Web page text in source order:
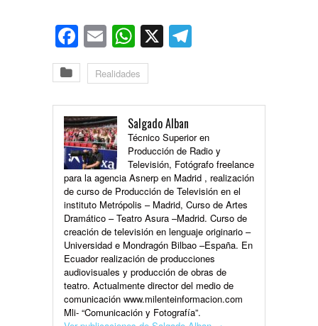
Facebook
EmailWhatsApp
X
Realidades
Salgado Alban
Técnico Superior en
Producción de Radio y
Televisión, Fotógrafo freelance
para la agencia Asnerp en Madrid , realización
de curso de Producción de Televisión en el
instituto Metrópolis – Madrid, Curso de Artes
Dramático – Teatro Asura –Madrid. Curso de
creación de televisión en lenguaje originario –
Universidad e Mondragón Bilbao –España. En
Ecuador realización de producciones
audiovisuales y producción de obras de
teatro. Actualmente director del medio de
comunicación www.milenteinformacion.com
Mli- “Comunicación y Fotografía”.